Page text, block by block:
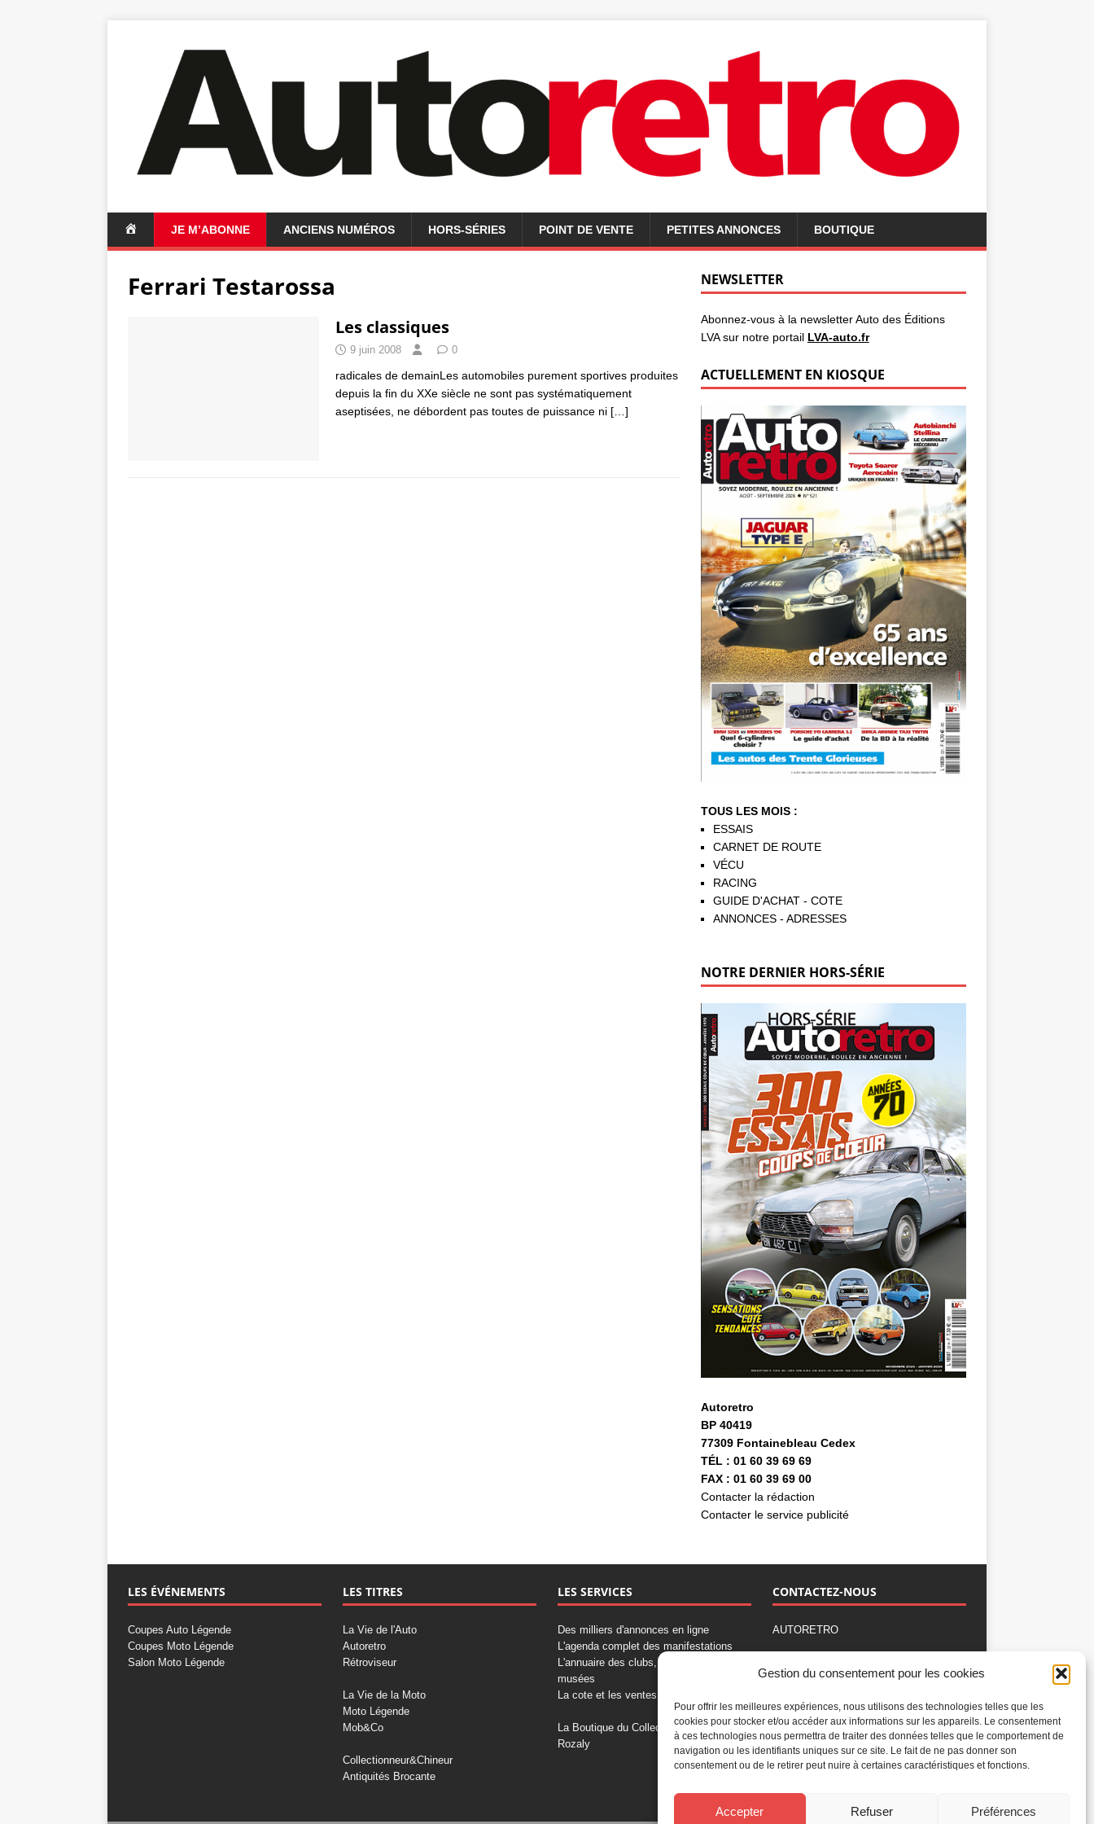
Gestion du consentement pour les cookies
Pour offrir les meilleures expériences, nous utilisons des technologies telles que les
cookies pour stocker et/ou accéder aux informations sur les appareils. Le consentement
à ces technologies nous permettra de traiter des données telles que le comportement de
navigation ou les identifiants uniques sur ce site. Le fait de ne pas donner son
consentement ou de le retirer peut nuire à certaines caractéristiques et fonctions.
Accepter Refuser Préférences
C
U
JE M’ABONNE ANCIENS NUMÉROS HORS-SÉRIES POINT DE VENTE PETITES ANNONCES BOUTIQUE
Ferrari Testarossa
Les classiques
9 juin 2008 0
radicales de demainLes automobiles purement sportives produites
depuis la fin du XXe siècle ne sont pas systématiquement
aseptisées, ne débordent pas toutes de puissance ni […]
NEWSLETTER
Abonnez-vous à la newsletter Auto des Éditions
LVA sur notre portail LVA-auto.fr
ACTUELLEMENT EN KIOSQUE
TOUS LES MOIS :
ESSAIS
CARNET DE ROUTE
VÉCU
RACING
GUIDE D'ACHAT - COTE
ANNONCES - ADRESSES
NOTRE DERNIER HORS-SÉRIE
Autoretro
BP 40419
77309 Fontainebleau Cedex
TÉL : 01 60 39 69 69
FAX : 01 60 39 69 00
Contacter la rédaction
Contacter le service publicité
LES ÉVÉNEMENTS
Coupes Auto Légende
Coupes Moto Légende
Salon Moto Légende
LES TITRES
La Vie de l'Auto
Autoretro
Rétroviseur
La Vie de la Moto
Moto Légende
Mob&Co
Collectionneur&Chineur
Antiquités Brocante
LES SERVICES
Des milliers d'annonces en ligne
L'agenda complet des manifestations
L'annuaire des clubs, professionnels,
musées
La cote et les ventes aux enchères
La Boutique du Collectionneur
Rozaly
CONTACTEZ-NOUS
AUTORETRO
77309 Fontainebleau Cedex
Fax: 01 60 39 69 00
Nous contacter par email
Mentions légales
Gestion des cookies